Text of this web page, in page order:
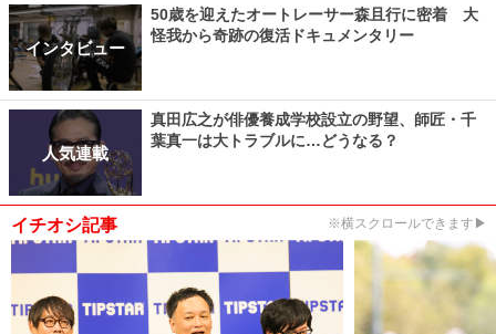
インタビュー
50歳を迎えたオートレーサー森且行に密着 大
怪我から奇跡の復活ドキュメンタリー
人気連載
真田広之が俳優養成学校設立の野望、師匠・千
葉真一は大トラブルに…どうなる？
イチオシ記事 ※横スクロールできます▶